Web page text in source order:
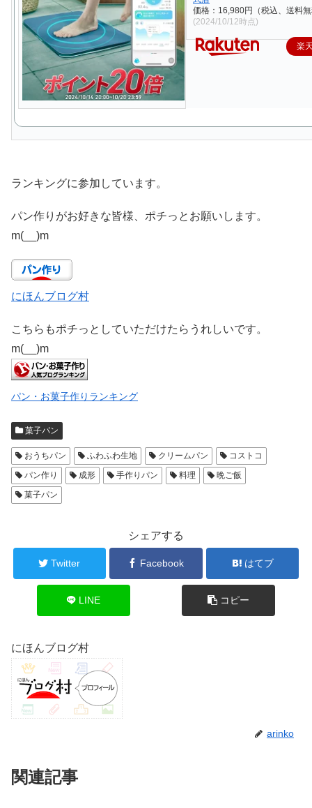
価格：16,980円（税込、送料
(2024/10/12時点)
楽
ランキングに参加しています。
パン作りがお好きな皆様、ポチっとお願いします。
m(__)m
にほんブログ村
こちらもポチっとしていただけたらうれしいです。
m(__)m
パン・お菓子作りランキング
菓子パン
おうちパン ふわふわ生地 クリームパン
コストコ
パン作り
成形 手作りパン 料理
晩ご飯
菓子パン
シェアする
Twitter Facebook はてブ
LINE コピー
にほんブログ村
arinko
関連記事